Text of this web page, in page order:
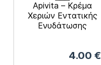
Apivita – Κρέμα
Χεριών Εντατικής
Ενυδάτωσης
4.00 €